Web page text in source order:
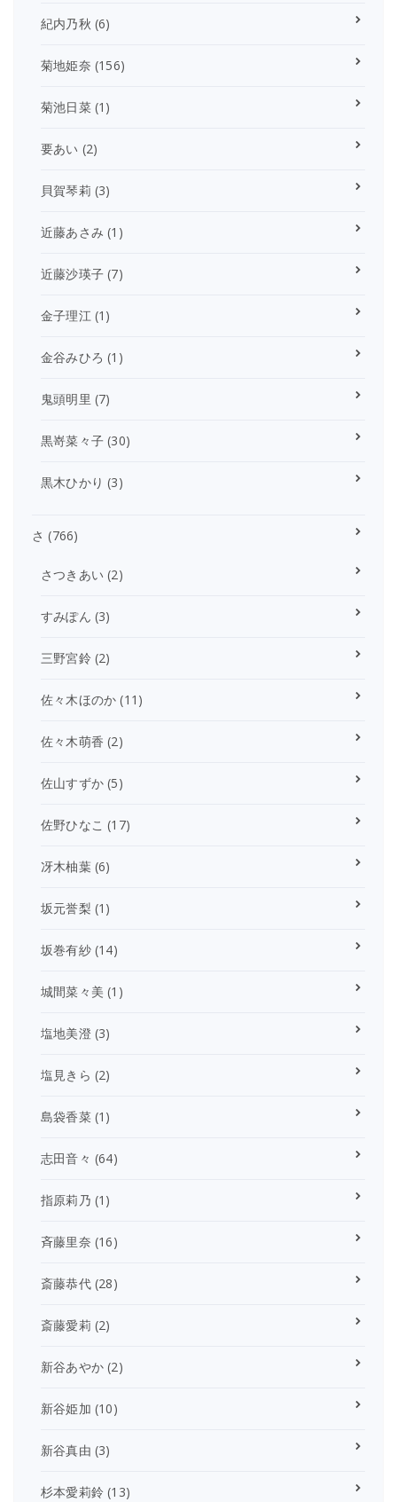
紀内乃秋 (6)
菊地姫奈 (156)
菊池日菜(1)
要あい (2)
貝賀琴莉 (3)
近藤あさみ (1)
近藤沙瑛子 (7)
金子理江(1)
金谷みひろ (1)
鬼頭明里 (7)
黒嵜菜々子 (30)
黒木ひかり (3)
さ (766)
さつきあい (2)
すみぽん (3)
三野宮鈴(2)
佐々木ほのか (11)
佐々木萌香 (2)
佐山すずか (5)
佐野ひなこ (17)
冴木柚葉(6)
坂元誉梨 (1)
坂巻有紗(14)
城間菜々美 (1)
塩地美澄(3)
塩見きら (2)
島袋香菜(1)
志田音々 (64)
指原莉乃 (1)
斉藤里奈 (16)
斎藤恭代(28)
斎藤愛莉 (2)
新谷あやか (2)
新谷姫加 (10)
新谷真由 (3)
杉本愛莉鈴 (13)